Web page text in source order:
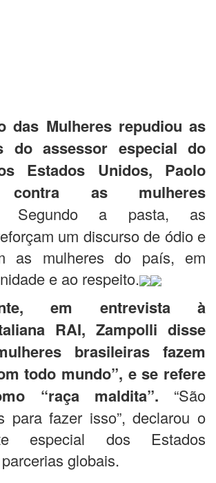
das Mulheres repudiou as
do assessor especial do
Estados Unidos, Paolo
contra as mulheres
Segundo a pasta, as
um discurso de ódio e
as mulheres do país, em
e ao respeito.
em entrevista à
RAI, Zampolli disse
brasileiras fazem
todo mundo”, e se refere
“raça maldita”. “São
para fazer isso”, declarou o
especial dos Estados
globais.